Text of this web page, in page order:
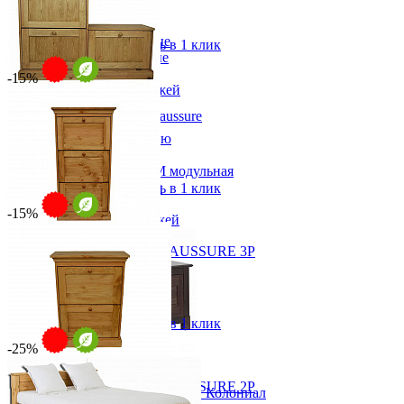
-10%
Прихожая
Вешалки напольные
Вешалки настенные
Газетница
Зеркала для прихожей
Ключницы
Консоли
Наборы в прихожую
Обувницы
Прихожая Вилия-М модульная
Скамьи и банкетки
Тумбы и комоды
Шкафы для прихожей
Тумба под обувь Рауна 01 Колониал
от 19 091 ₽
89х50х36 см
В корзину
Быстро купить в 1 клик
Тумба для обуви Porte chaussure
от 29 748 ₽
от 34 998 ₽
128х94х34 см
В корзину Быстро купить в 1 клик
-15%
Обувница 3-х дверная CHAUSSURE 3P
от 27 654 ₽
от 32 534 ₽
68х94х28 см
В корзину Быстро купить в 1 клик
-15%
Обувница 2-х дверная CHAUSSURE 2P
-25%